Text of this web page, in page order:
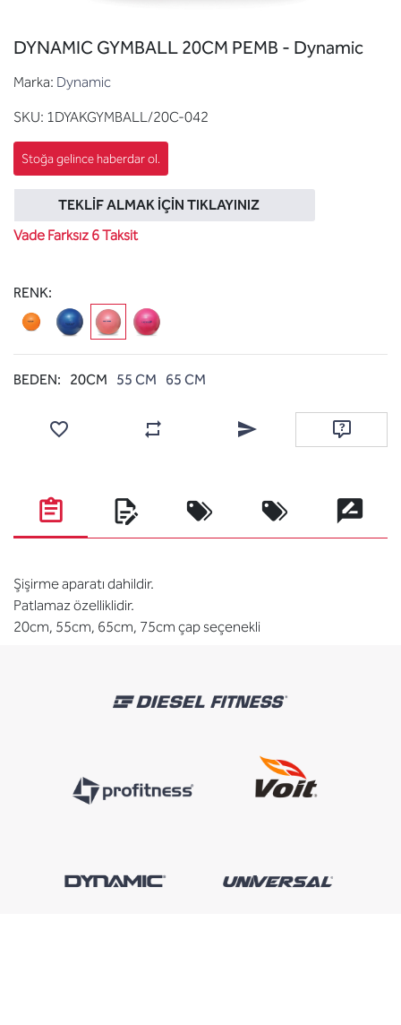
DYNAMIC GYMBALL 20CM PEMB - Dynamic
Marka: Dynamic
SKU: 1DYAKGYMBALL/20C-042
TEKLIF ALMAK İÇIN TIKLAYINIZ
Vade Farksız 6 Taksit
RENK:
BEDEN: 20CM 55 CM 65 CM
Karşılaştırma listesine ekleArkadaşına e-posta ile
Soru sor
Şişirme aparatı dahildir.
Patlamaz özelliklidir.
20cm, 55cm, 65cm, 75cm çap seçenekli